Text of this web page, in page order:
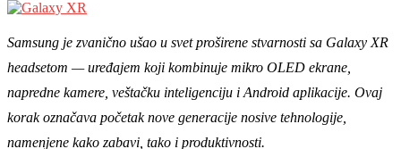
Samsung je zvanično ušao u svet proširene stvarnosti sa Galaxy XR
headsetom — uređajem koji kombinuje mikro OLED ekrane,
napredne kamere, veštačku inteligenciju i Android aplikacije. Ovaj
korak označava početak nove generacije nosive tehnologije,
namenjene kako zabavi, tako i produktivnosti.